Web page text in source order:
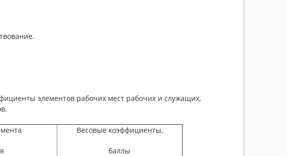
элементов рабочих мест рабочих и служащих,
Весовые коэффициенты,
баллы